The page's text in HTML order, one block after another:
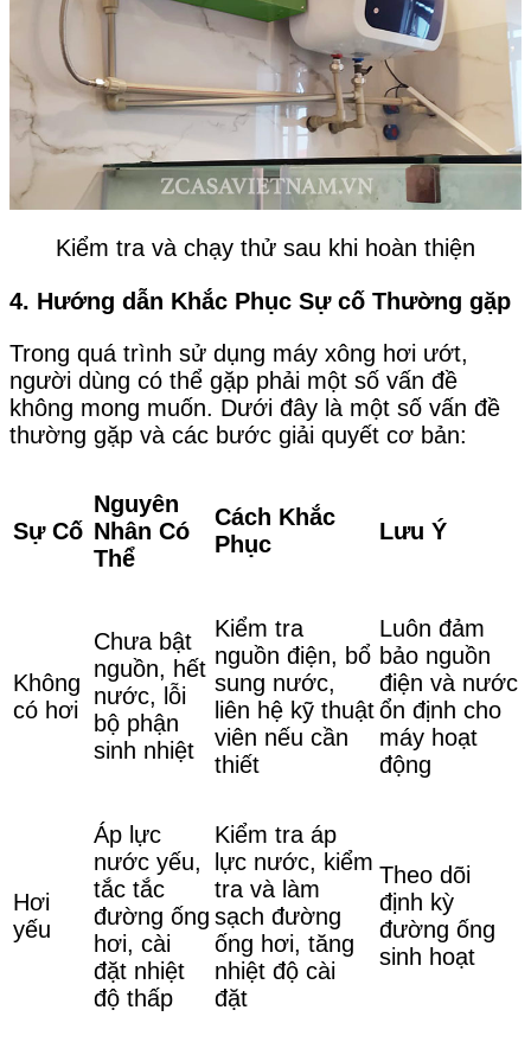
Kiểm tra và chạy thử sau khi hoàn thiện
4. Hướng dẫn Khắc Phục Sự cố Thường gặp
Trong quá trình sử dụng máy xông hơi ướt,
người dùng có thể gặp phải một số vấn đề
không mong muốn. Dưới đây là một số vấn đề
thường gặp và các bước giải quyết cơ bản:
Sự Cố
Nguyên
Nhân Có
Thể
Cách Khắc
Phục
Lưu Ý
Không
có hơi
Chưa bật
nguồn, hết
nước, lỗi
bộ phận
sinh nhiệt
Kiểm tra
nguồn điện, bổ
sung nước,
liên hệ kỹ thuật
viên nếu cần
thiết
Luôn đảm
bảo nguồn
điện và nước
ổn định cho
máy hoạt
động
Hơi
yếu
Áp lực
nước yếu,
tắc tắc
đường ống
hơi, cài
đặt nhiệt
độ thấp
Kiểm tra áp
lực nước, kiểm
tra và làm
sạch đường
ống hơi, tăng
nhiệt độ cài
đặt
Theo dõi
định kỳ
đường ống
sinh hoạt